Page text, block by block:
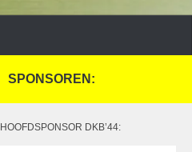
SPONSOREN:
HOOFDSPONSOR DKB’44: